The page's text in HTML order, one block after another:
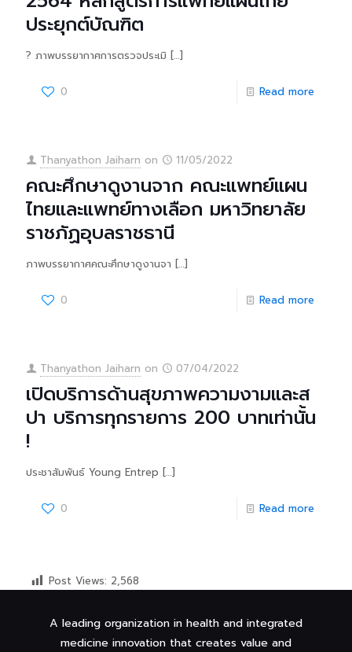
ประยุกต์บัณฑิต
? ภาพบรรยากาศการตรวจประเมิ […]
0 Read more
Thanyathon Jaiharn on 11/05/2022
คณะศึกษาดูงานจาก คณะแพทย์แผน
ไทยและแพทย์ทางเลือก มหาวิทยาลัย
ราชภัฏอุบลราชธานี
ภาพบรรยากาศคณะศึกษาดูงานจา […]
0 Read more
Thanyathon Jaiharn on 07/04/2022
เปิดบริการด้านสุขภาพความงามและส
ปา บริการทุกรายการ 200 บาทเท่านั้น
!
ประชาสัมพันธ์ Young Entrep […]
0 Read more
Post Views: 2,568
A leading organization in health and integrated
medicine innovation that creates value and